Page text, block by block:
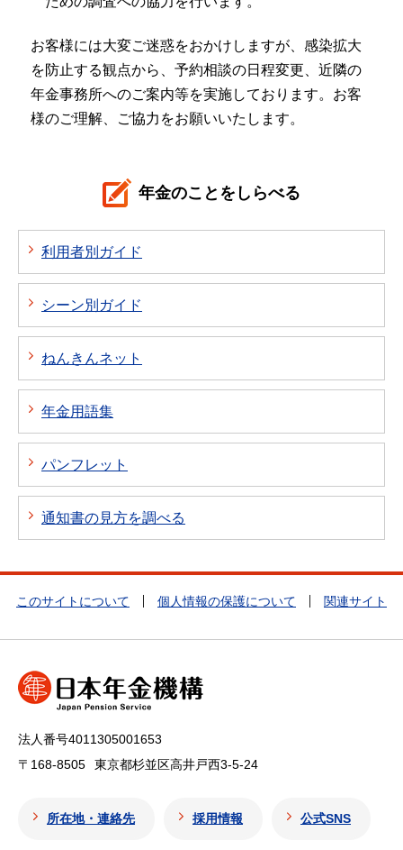
お客様には大変ご迷惑をおかけしますが、感染拡大
を防止する観点から、予約相談の日程変更、近隣の
年金事務所へのご案内等を実施しております。お客
様のご理解、ご協力をお願いいたします。
年金のことをしらべる
利用者別ガイド
シーン別ガイド
ねんきんネット
年金用語集
パンフレット
通知書の見方を調べる
このサイトについて 個人情報の保護について 関連サイト
法人番号4011305001653
〒168-8505
東京都杉並区高井戸西3-5-24
所在地・連絡先 採用情報 公式SNS